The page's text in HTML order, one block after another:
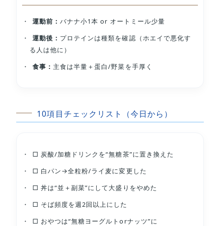
運動前：バナナ小1本 or オートミール少量
運動後： プロテインは種類を確認（ホエイで悪化す
る人は他に）
食事： 主食は半量＋蛋白/野菜を手厚く
10項目チェックリスト（今日から）
□ 炭酸/加糖ドリンクを“無糖茶”に置き換えた
□ 白パン→全粒粉/ライ麦に変更した
□ 丼は“並＋副菜”にして大盛りをやめた
□ そば頻度を週2回以上にした
□ おやつは“無糖ヨーグルトorナッツ”に